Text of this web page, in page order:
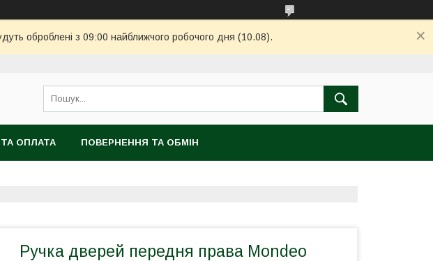
оброблені з 09:00 найближчого робочого дня (10.08).
ОПЛАТА ПОВЕРНЕННЯ ТА ОБМІН
Ручка дверей передня права Mondeo